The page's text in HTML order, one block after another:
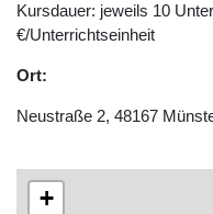
Kursdauer: jeweils 10
€/Unterrichtseinheit
Ort:
Neustraße 2, 48167
+